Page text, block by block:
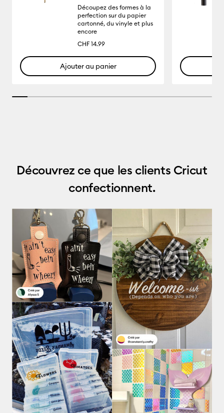
Découpez des formes à la
perfection sur du papier
cartonné, du vinyle et plus
encore
CHF 14.99
Ajouter au panier
7.6923076923076925% completed
Découvrez ce que les clients Cricut
confectionnent.